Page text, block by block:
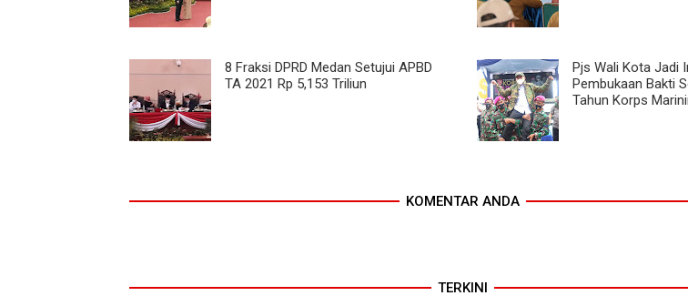
8 Fraksi DPRD Medan Setujui APBD
TA 2021 Rp 5,153 Triliun
Pjs Wali Kota Jadi
Pembukaan Bakti
Tahun Korps
KOMENTAR ANDA
TERKINI